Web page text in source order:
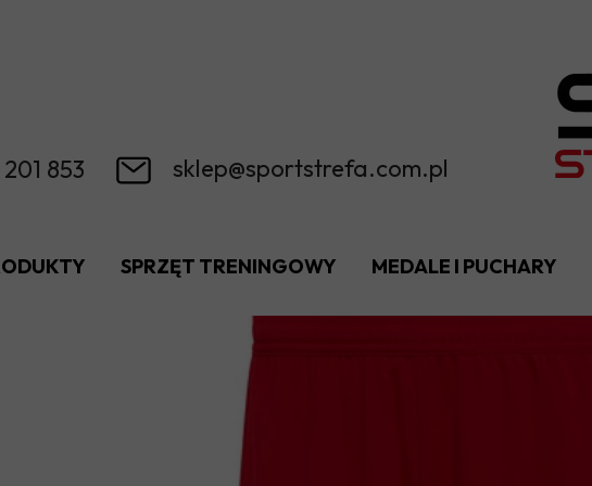
sklep@sportstrefa.com.pl
853
SPRZĘT TRENINGOWY MEDALE I PUCHARY